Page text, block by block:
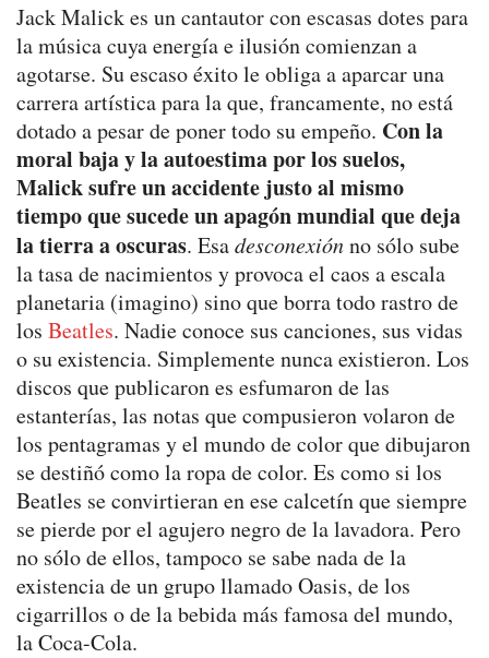
Jack Malick es un cantautor con escasas dotes para
la música cuya energía e ilusión comienzan a
agotarse. Su escaso éxito le obliga a aparcar una
carrera artística para la que, francamente, no está
dotado a pesar de poner todo su empeño. Con la
moral baja y la autoestima por los suelos,
Malick sufre un accidente justo al mismo
tiempo que sucede un apagón mundial que deja
la tierra a oscuras. Esadesconexiónno sólo sube
la tasa de nacimientos y provoca el caos a escala
planetaria (imagino) sino que borra todo rastro de
los Beatles. Nadie conoce sus canciones, sus vidas
o su existencia. Simplemente nunca existieron. Los
discos que publicaron es esfumaron de las
estanterías, las notas que compusieron volaron de
los pentagramas y el mundo de color que dibujaron
se destiñó como la ropa de color. Es como si los
Beatles se convirtieran en ese calcetín que siempre
se pierde por el agujero negro de la lavadora. Pero
no sólo de ellos, tampoco se sabe nada de la
existencia de un grupo llamado Oasis, de los
cigarrillos o de la bebida más famosa del mundo,
la Coca-Cola.